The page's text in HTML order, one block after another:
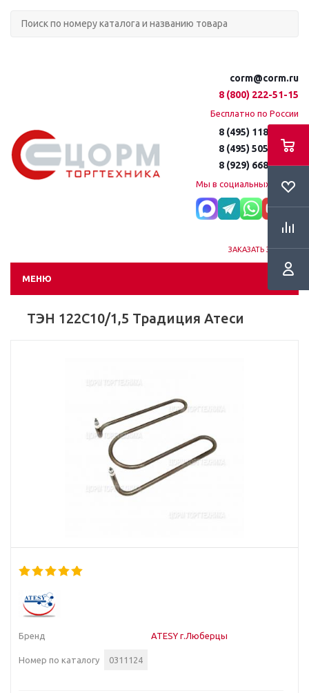
corm@corm.ru
8 (800) 222-51-15
Бесплатно по России
8 (495) 118-61-16
8 (495) 505-51-15
8 (929) 668-95-35
Мы в социальных сетях:
ЗАКАЗАТЬ ЗВОНОК
МЕНЮ
ТЭН 122С10/1,5 Традиция Атеси
Бренд ATESY г.Люберцы
Номер по каталогу 0311124